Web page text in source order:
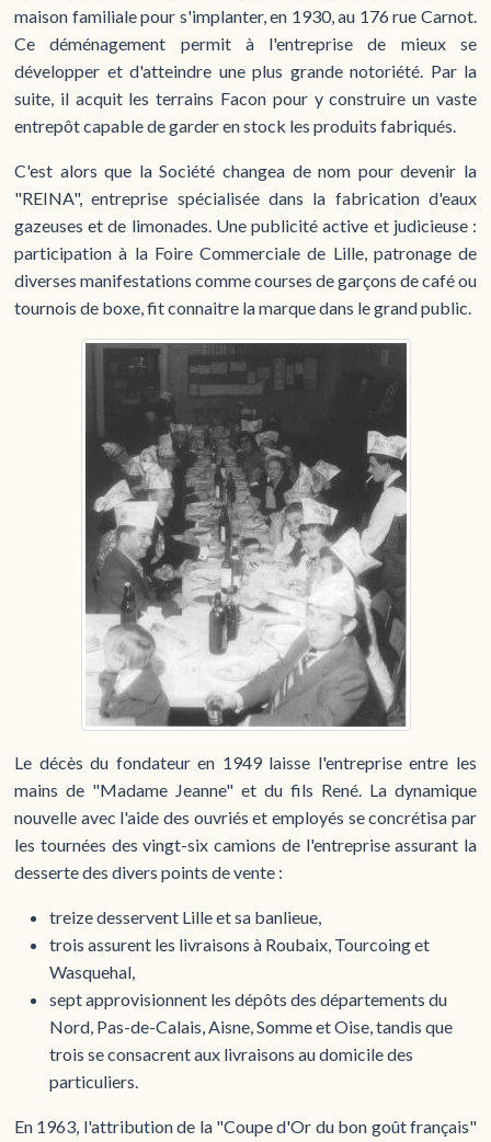
maison familiale pour s'implanter, en 1930, au 176 rue Carnot.
Ce déménagement permit à l'entreprise de mieux se
développer et d'atteindre une plus grande notoriété. Par la
suite, il acquit les terrains Facon pour y construire un vaste
entrepôt capable de garder en stock les produits fabriqués.
C'est alors que la Société changea de nom pour devenir la
"REINA", entreprise spécialisée dans la fabrication d'eaux
gazeuses et de limonades. Une publicité active et judicieuse :
participation à la Foire Commerciale de Lille, patronage de
diverses manifestations comme courses de garçons de café ou
tournois de boxe, fit connaitre la marque dans le grand public.
Le décès du fondateur en 1949 laisse l'entreprise entre les
mains de "Madame Jeanne" et du fils René. La dynamique
nouvelle avec l'aide des ouvriés et employés se concrétisa par
les tournées des vingt-six camions de l'entreprise assurant la
desserte des divers points de vente :
treize desservent Lille et sa banlieue,
trois assurent les livraisons à Roubaix, Tourcoing et
Wasquehal,
sept approvisionnent les dépôts des départements du
Nord, Pas-de-Calais, Aisne, Somme et Oise, tandis que
trois se consacrent aux livraisons au domicile des
particuliers.
En 1963, l'attribution de la "Coupe d'Or du bon goût français"